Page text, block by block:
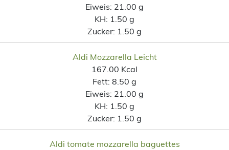
Eiweis: 21.00 g
KH: 1.50 g
Zucker: 1.50 g
Aldi Mozzarella Leicht
167.00 Kcal
Fett: 8.50 g
Eiweis: 21.00 g
KH: 1.50 g
Zucker: 1.50 g
Aldi tomate mozzarella baguettes